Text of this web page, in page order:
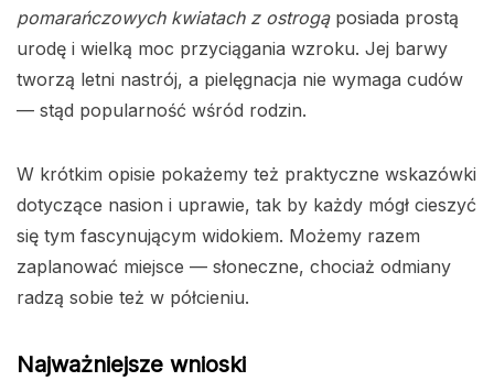
pomarańczowych kwiatach z ostrogąposiada prostą
urodę i wielką moc przyciągania wzroku. Jej barwy
tworzą letni nastrój, a pielęgnacja nie wymaga cudów
— stąd popularność wśród rodzin.
W krótkim opisie pokażemy też praktyczne wskazówki
dotyczące nasion i uprawie, tak by każdy mógł cieszyć
się tym fascynującym widokiem. Możemy razem
zaplanować miejsce — słoneczne, chociaż odmiany
radzą sobie też w półcieniu.
Najważniejsze wnioski